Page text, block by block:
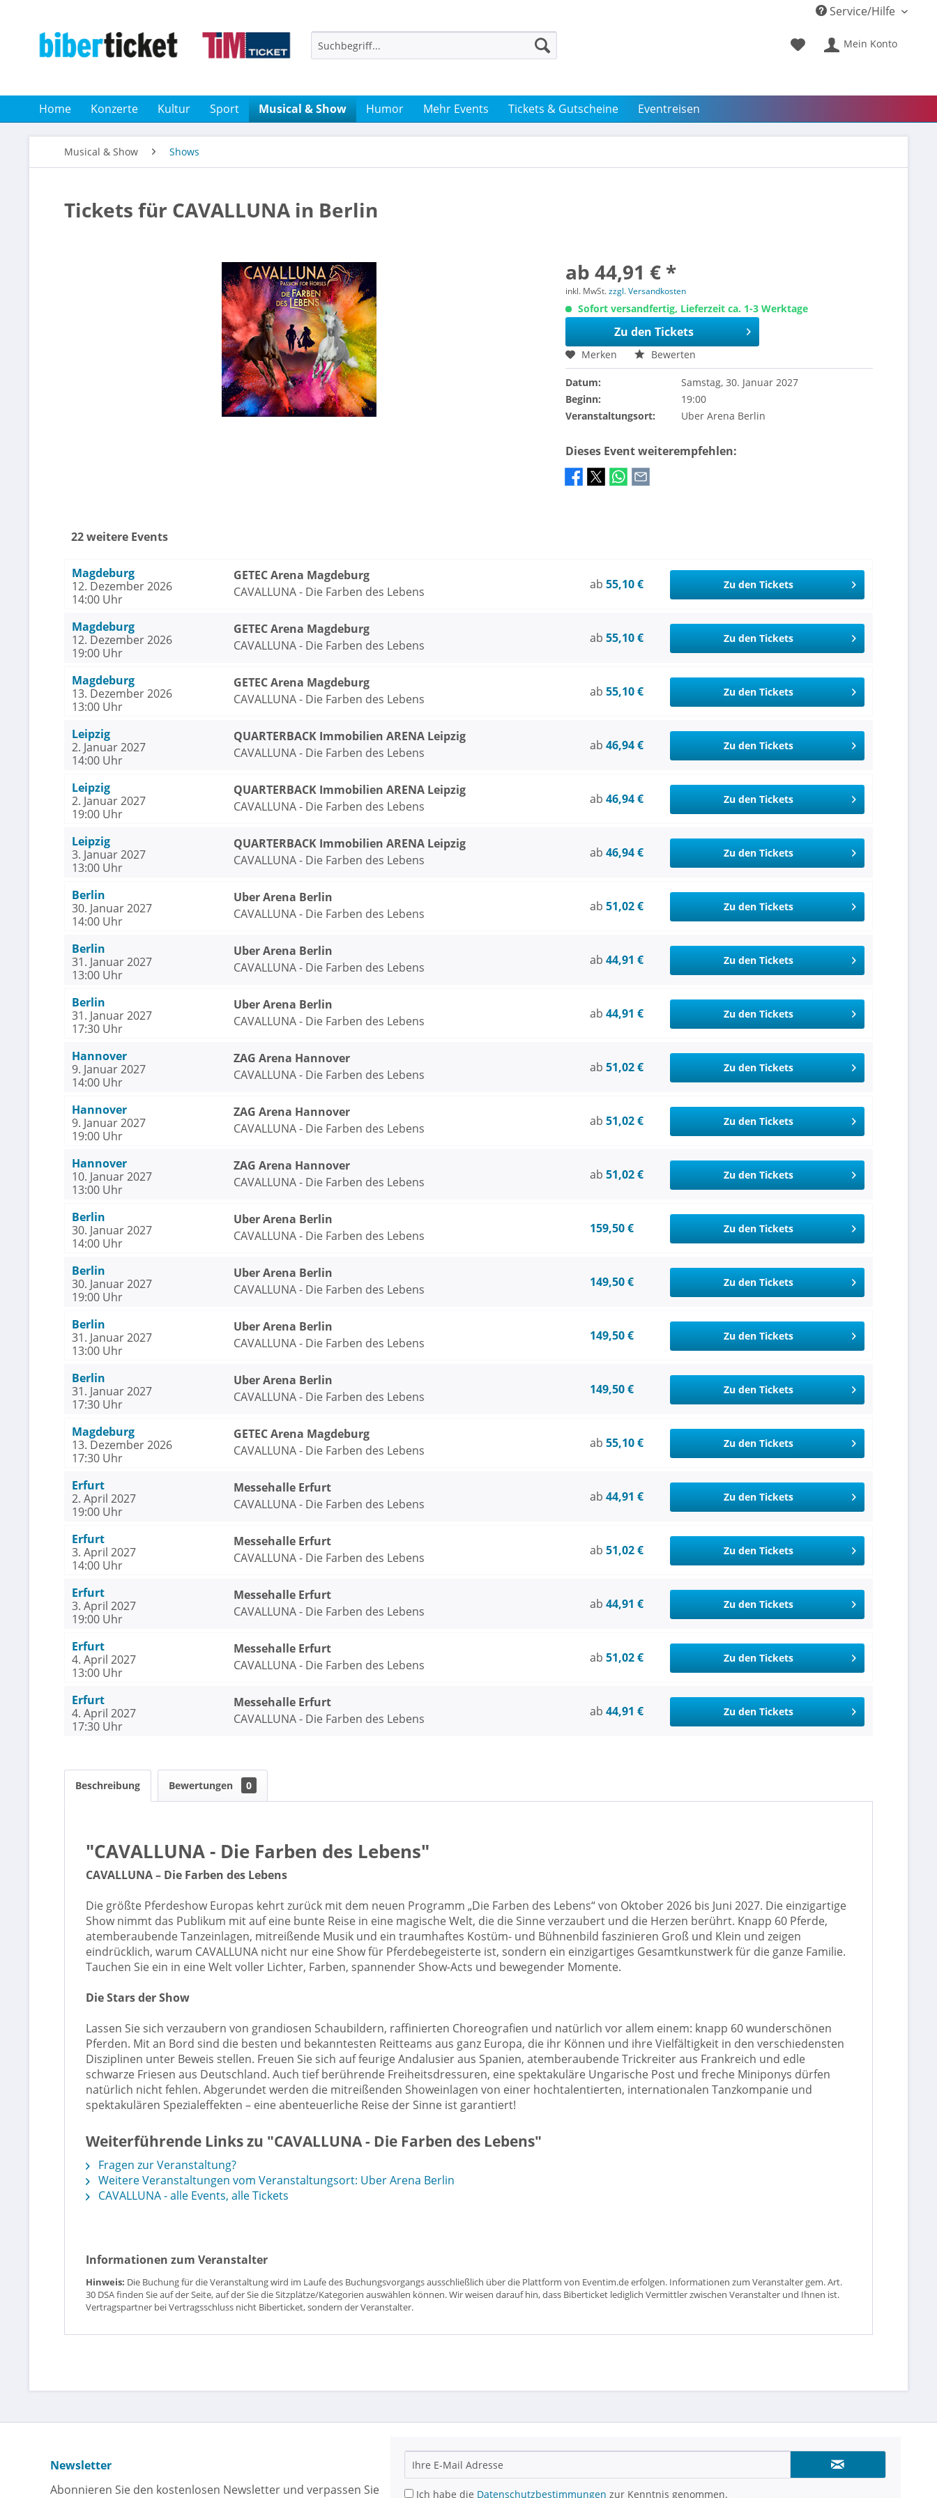
Service/Hilfe
Mein Konto
Home Konzerte Kultur Sport Musical & Show Humor Mehr Events Tickets & Gutscheine Eventreisen
Musical & Show Shows
Tickets für CAVALLUNA in Berlin
ab 44,91 € *
inkl. MwSt.zzgl. Versandkosten
Sofort versandfertig, Lieferzeit ca. 1-3 Werktage
Zu den Tickets
Merken Bewerten
Datum:
Samstag, 30. Januar 2027
Beginn:
19:00
Veranstaltungsort:
Uber Arena Berlin
Dieses Event weiterempfehlen:
22 weitere Events
Magdeburg
12. Dezember 2026
14:00 Uhr
GETEC Arena Magdeburg
CAVALLUNA - Die Farben des Lebens
ab 55,10 € Zu den Tickets
Magdeburg
12. Dezember 2026
19:00 Uhr
GETEC Arena Magdeburg
CAVALLUNA - Die Farben des Lebens
ab 55,10 € Zu den Tickets
Magdeburg
13. Dezember 2026
13:00 Uhr
GETEC Arena Magdeburg
CAVALLUNA - Die Farben des Lebens
ab 55,10 € Zu den Tickets
Leipzig
2. Januar 2027
14:00 Uhr
QUARTERBACK Immobilien ARENA Leipzig
CAVALLUNA - Die Farben des Lebens
ab 46,94 € Zu den Tickets
Leipzig
2. Januar 2027
19:00 Uhr
QUARTERBACK Immobilien ARENA Leipzig
CAVALLUNA - Die Farben des Lebens
ab 46,94 € Zu den Tickets
Leipzig
3. Januar 2027
13:00 Uhr
QUARTERBACK Immobilien ARENA Leipzig
CAVALLUNA - Die Farben des Lebens
ab 46,94 € Zu den Tickets
Berlin
30. Januar 2027
14:00 Uhr
Uber Arena Berlin
CAVALLUNA - Die Farben des Lebens
ab 51,02 € Zu den Tickets
Berlin
31. Januar 2027
13:00 Uhr
Uber Arena Berlin
CAVALLUNA - Die Farben des Lebens
ab 44,91 € Zu den Tickets
Berlin
31. Januar 2027
17:30 Uhr
Uber Arena Berlin
CAVALLUNA - Die Farben des Lebens
ab 44,91 € Zu den Tickets
Hannover
9. Januar 2027
14:00 Uhr
ZAG Arena Hannover
CAVALLUNA - Die Farben des Lebens
ab 51,02 € Zu den Tickets
Hannover
9. Januar 2027
19:00 Uhr
ZAG Arena Hannover
CAVALLUNA - Die Farben des Lebens
ab 51,02 € Zu den Tickets
Hannover
10. Januar 2027
13:00 Uhr
ZAG Arena Hannover
CAVALLUNA - Die Farben des Lebens
ab 51,02 € Zu den Tickets
Berlin
30. Januar 2027
14:00 Uhr
Uber Arena Berlin
CAVALLUNA - Die Farben des Lebens
159,50 € Zu den Tickets
Berlin
30. Januar 2027
19:00 Uhr
Uber Arena Berlin
CAVALLUNA - Die Farben des Lebens
149,50 € Zu den Tickets
Berlin
31. Januar 2027
13:00 Uhr
Uber Arena Berlin
CAVALLUNA - Die Farben des Lebens
149,50 € Zu den Tickets
Berlin
31. Januar 2027
17:30 Uhr
Uber Arena Berlin
CAVALLUNA - Die Farben des Lebens
149,50 € Zu den Tickets
Magdeburg
13. Dezember 2026
17:30 Uhr
GETEC Arena Magdeburg
CAVALLUNA - Die Farben des Lebens
ab 55,10 € Zu den Tickets
Erfurt
2. April 2027
19:00 Uhr
Messehalle Erfurt
CAVALLUNA - Die Farben des Lebens
ab 44,91 € Zu den Tickets
Erfurt
3. April 2027
14:00 Uhr
Messehalle Erfurt
CAVALLUNA - Die Farben des Lebens
ab 51,02 € Zu den Tickets
Erfurt
3. April 2027
19:00 Uhr
Messehalle Erfurt
CAVALLUNA - Die Farben des Lebens
ab 44,91 € Zu den Tickets
Erfurt
4. April 2027
13:00 Uhr
Messehalle Erfurt
CAVALLUNA - Die Farben des Lebens
ab 51,02 € Zu den Tickets
Erfurt
4. April 2027
17:30 Uhr
Messehalle Erfurt
CAVALLUNA - Die Farben des Lebens
ab 44,91 € Zu den Tickets
Beschreibung Bewertungen 0
"CAVALLUNA - Die Farben des Lebens"
CAVALLUNA – Die Farben des Lebens
Die größte Pferdeshow Europas kehrt zurück mit dem neuen Programm „Die Farben des Lebens“ von Oktober 2026 bis Juni 2027. Die einzigartige
Show nimmt das Publikum mit auf eine bunte Reise in eine magische Welt, die die Sinne verzaubert und die Herzen berührt. Knapp 60 Pferde,
atemberaubende Tanzeinlagen, mitreißende Musik und ein traumhaftes Kostüm- und Bühnenbild faszinieren Groß und Klein und zeigen
eindrücklich, warum CAVALLUNA nicht nur eine Show für Pferdebegeisterte ist, sondern ein einzigartiges Gesamtkunstwerk für die ganze Familie.
Tauchen Sie ein in eine Welt voller Lichter, Farben, spannender Show-Acts und bewegender Momente.
Die Stars der Show
Lassen Sie sich verzaubern von grandiosen Schaubildern, raffinierten Choreografien und natürlich vor allem einem: knapp 60 wunderschönen
Pferden. Mit an Bord sind die besten und bekanntesten Reitteams aus ganz Europa, die ihr Können und ihre Vielfältigkeit in den verschiedensten
Disziplinen unter Beweis stellen. Freuen Sie sich auf feurige Andalusier aus Spanien, atemberaubende Trickreiter aus Frankreich und edle
schwarze Friesen aus Deutschland. Auch tief berührende Freiheitsdressuren, eine spektakuläre Ungarische Post und freche Miniponys dürfen
natürlich nicht fehlen. Abgerundet werden die mitreißenden Showeinlagen von einer hochtalentierten, internationalen Tanzkompanie und
spektakulären Spezialeffekten – eine abenteuerliche Reise der Sinne ist garantiert!
Weiterführende Links zu "CAVALLUNA - Die Farben des Lebens"
Fragen zur Veranstaltung?
Weitere Veranstaltungen vom Veranstaltungsort: Uber Arena Berlin
CAVALLUNA - alle Events, alle Tickets
Informationen zum Veranstalter
Hinweis: Die Buchung für die Veranstaltung wird im Laufe des Buchungsvorgangs ausschließlich über die Plattform von Eventim.de erfolgen. Informationen zum Veranstalter gem. Art.
30 DSA finden Sie auf der Seite, auf der Sie die Sitzplätze/Kategorien auswählen können. Wir weisen darauf hin, dass Biberticket lediglich Vermittler zwischen Veranstalter und Ihnen ist.
Vertragspartner bei Vertragsschluss nicht Biberticket, sondern der Veranstalter.
Newsletter
Abonnieren Sie den kostenlosen Newsletter und verpassen Sie
Ich habe die Datenschutzbestimmungen zur Kenntnis genommen.